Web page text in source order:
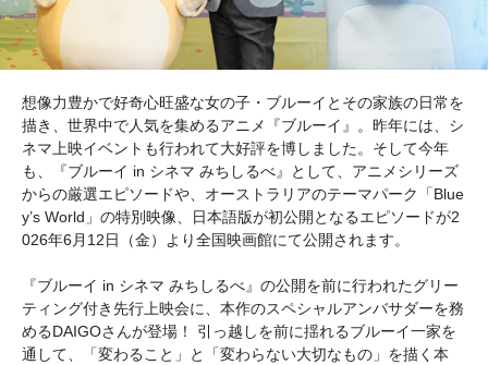
想像力豊かで好奇心旺盛な女の子・ブルーイとその家族の日常を
描き、世界中で人気を集めるアニメ『ブルーイ』。昨年には、シ
ネマ上映イベントも行われて大好評を博しました。そして今年
も、『ブルーイ in シネマ みちしるべ』として、アニメシリーズ
からの厳選エピソードや、オーストラリアのテーマパーク「Blue
y’s World」の特別映像、日本語版が初公開となるエピソードが2
026年6月12日（金）より全国映画館にて公開されます。
『ブルーイ in シネマ みちしるべ』の公開を前に行われたグリー
ティング付き先行上映会に、本作のスペシャルアンバサダーを務
めるDAIGOさんが登場！ 引っ越しを前に揺れるブルーイ一家を
通して、「変わること」と「変わらない大切なもの」を描く本